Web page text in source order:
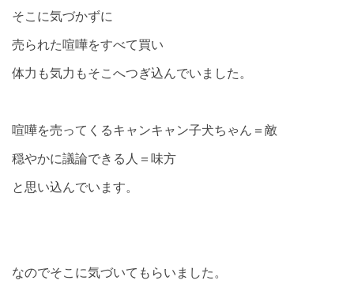
そこに気づかずに
売られた喧嘩をすべて買い
体力も気力もそこへつぎ込んでいました。
喧嘩を売ってくるキャンキャン子犬ちゃん＝敵
穏やかに議論できる人＝味方
と思い込んでいます。
なのでそこに気づいてもらいました。